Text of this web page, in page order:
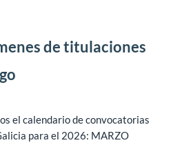
de titulaciones
el calendario de convocatorias
para el 2026: MARZO